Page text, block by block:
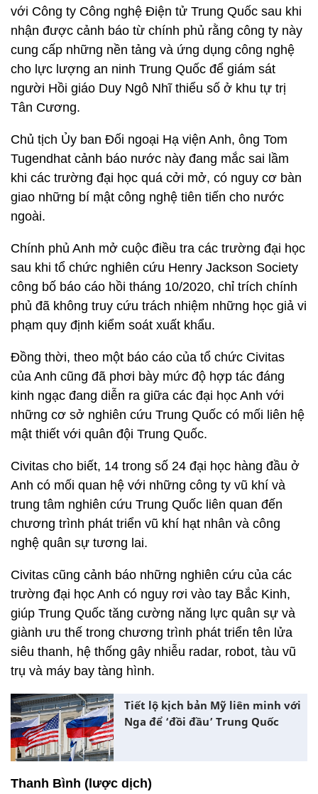
với Công ty Công nghệ Điện tử Trung Quốc sau khi
nhận được cảnh báo từ chính phủ rằng công ty này
cung cấp những nền tảng và ứng dụng công nghệ
cho lực lượng an ninh Trung Quốc để giám sát
người Hồi giáo Duy Ngô Nhĩ thiểu số ở khu tự trị
Tân Cương.
Chủ tịch Ủy ban Đối ngoại Hạ viện Anh, ông Tom
Tugendhat cảnh báo nước này đang mắc sai lầm
khi các trường đại học quá cởi mở, có nguy cơ bàn
giao những bí mật công nghệ tiên tiến cho nước
ngoài.
Chính phủ Anh mở cuộc điều tra các trường đại học
sau khi tổ chức nghiên cứu Henry Jackson Society
công bố báo cáo hồi tháng 10/2020, chỉ trích chính
phủ đã không truy cứu trách nhiệm những học giả vi
phạm quy định kiểm soát xuất khẩu.
Đồng thời, theo một báo cáo của tổ chức Civitas
của Anh cũng đã phơi bày mức độ hợp tác đáng
kinh ngạc đang diễn ra giữa các đại học Anh với
những cơ sở nghiên cứu Trung Quốc có mối liên hệ
mật thiết với quân đội Trung Quốc.
Civitas cho biết, 14 trong số 24 đại học hàng đầu ở
Anh có mối quan hệ với những công ty vũ khí và
trung tâm nghiên cứu Trung Quốc liên quan đến
chương trình phát triển vũ khí hạt nhân và công
nghệ quân sự tương lai.
Civitas cũng cảnh báo những nghiên cứu của các
trường đại học Anh có nguy rơi vào tay Bắc Kinh,
giúp Trung Quốc tăng cường năng lực quân sự và
giành ưu thế trong chương trình phát triển tên lửa
siêu thanh, hệ thống gây nhiễu radar, robot, tàu vũ
trụ và máy bay tàng hình.
Tiết lộ kịch bản Mỹ liên minh với
Nga để ‘đồi đầu’ Trung Quốc
Thanh Bình (lược dịch)